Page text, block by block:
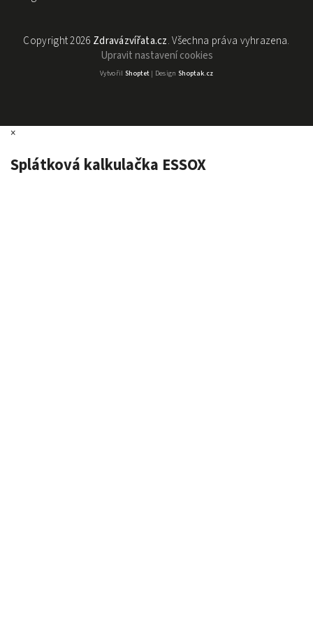
Copyright 2026 Zdravázvířata.cz. Všechna práva vyhrazena.
Upravit nastavení cookies
Vytvořil Shoptet| Design Shoptak.cz
×
Splátková kalkulačka ESSOX